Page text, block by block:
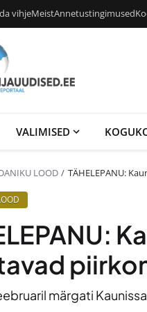
vihjeMeistAnnetustingimused
VALIMISED
LOOD TÄHELEPANU:
märgati